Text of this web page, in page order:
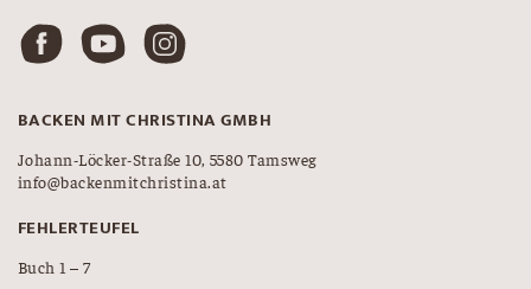
BACKEN MIT CHRISTINA GMBH
Johann-Löcker-Straße 10, 5580 Tamsweg
info@backenmitchristina.at
FEHLERTEUFEL
Buch 1 – 7